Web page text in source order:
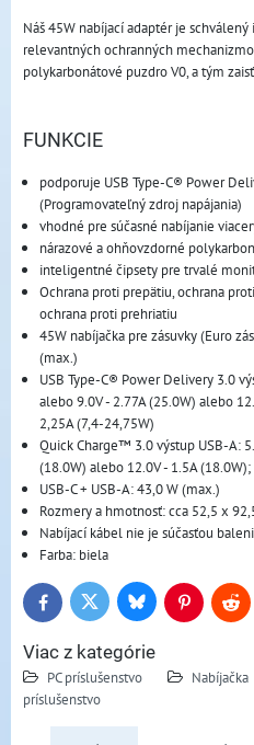
Náš 45W nabíjací adaptér je
relevantných ochranných
polykarbonátové puzdro V0, a tým
FUNKCIE
podporuje USB Type-C® Power
(Programovateľný zdroj napájania)
vhodné pre súčasné nabíjanie
nárazové a ohňovzdorné
inteligentné čipsety pre trvalé
Ochrana proti prepätiu, ochrana
ochrana proti prehriatiu
45W nabíjačka pre zásuvky (Euro
(max.)
USB Type-C® Power Delivery 3.0
alebo 9.0V - 2.77A (25.0W) alebo
2,25A (7,4-24,75W)
Quick Charge™ 3.0 výstup USB-A:
(18.0W) alebo 12.0V - 1.5A
USB-C + USB-A: 43,0 W (max.)
Rozmery a hmotnosť: cca 52,5 x
Nabíjací kábel nie je súčasťou
Farba: biela
FacebookTwitter BlueskyPinterest
Viac z kategórie
PC príslušenstvo Nabíjačka
príslušenstvo